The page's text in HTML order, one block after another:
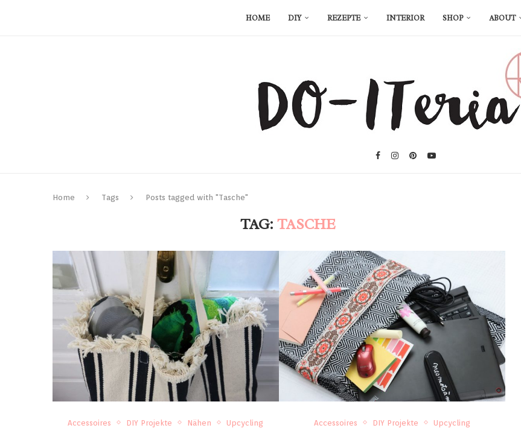
HOME DIY REZEPTE INTERIOR SHOP ABOUT
Home Tags Posts tagged with "Tasche"
TAG: TASCHE
Accessoires DIY Projekte Nähen Upcycling Accessoires DIY Projekte Upcycling